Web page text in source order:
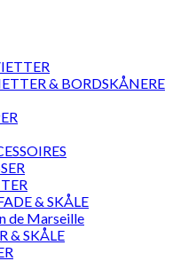
& BORDSKÅNERE
& SKÅLE
de Marseille
& SKÅLE